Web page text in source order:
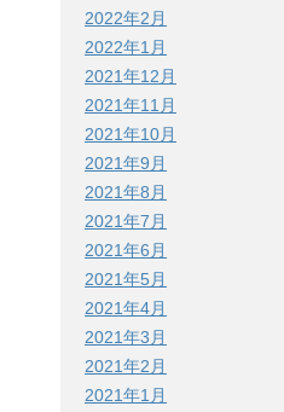
2022年2月
2022年1月
2021年12月
2021年11月
2021年10月
2021年9月
2021年8月
2021年7月
2021年6月
2021年5月
2021年4月
2021年3月
2021年2月
2021年1月